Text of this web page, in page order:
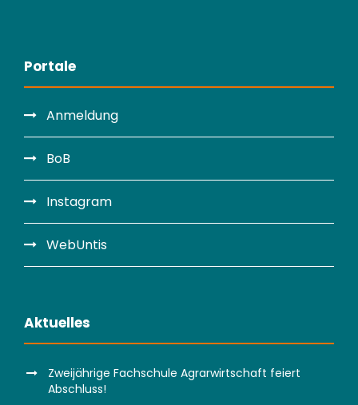
Portale
Anmeldung
BoB
Instagram
WebUntis
Aktuelles
Zweijährige Fachschule Agrarwirtschaft feiert
Abschluss!